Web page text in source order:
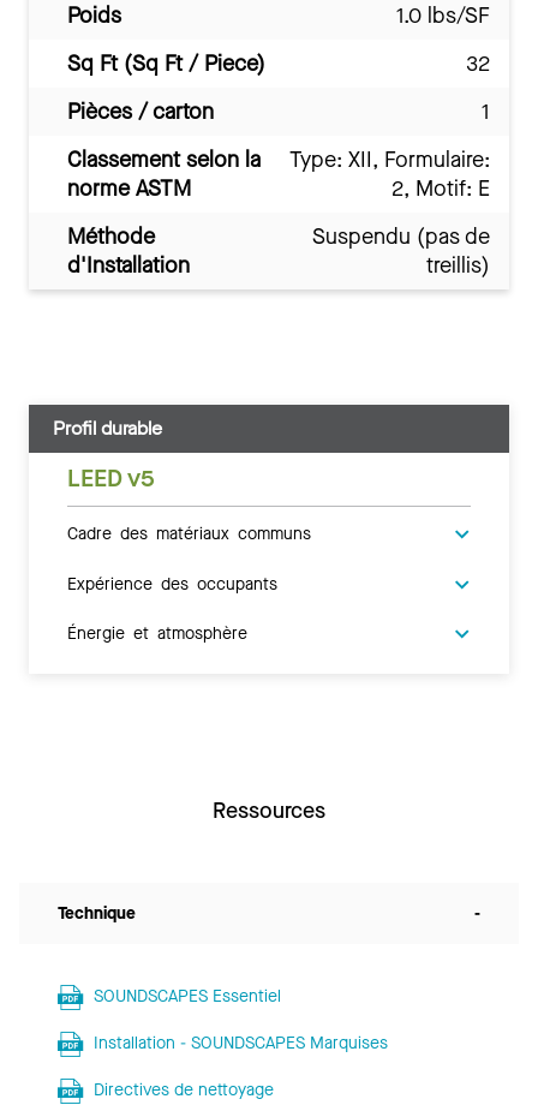
Poids
1.0 lbs/SF
Sq Ft (Sq Ft / Piece)
32
Pièces / carton
1
Classement selon la
norme ASTM
Type: XII, Formulaire:
2, Motif: E
Méthode
d'Installation
Suspendu (pas de
treillis)
Profil durable
LEED v5
Cadre des matériaux communs
Expérience des occupants
Énergie et atmosphère
Ressources
Technique -
SOUNDSCAPES Essentiel
Installation - SOUNDSCAPES Marquises
Directives de nettoyage